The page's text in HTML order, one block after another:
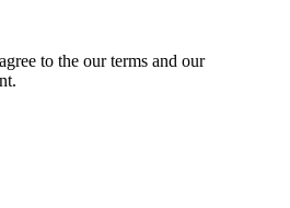
to the our terms and our